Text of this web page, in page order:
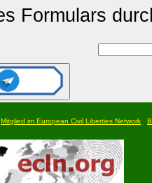
Formulars
Mitglied im European Civil Liberties Network